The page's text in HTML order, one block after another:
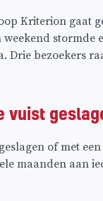
Kriterion gaat
weekend stormde
Drie bezoekers
vuist
of met
maanden aan